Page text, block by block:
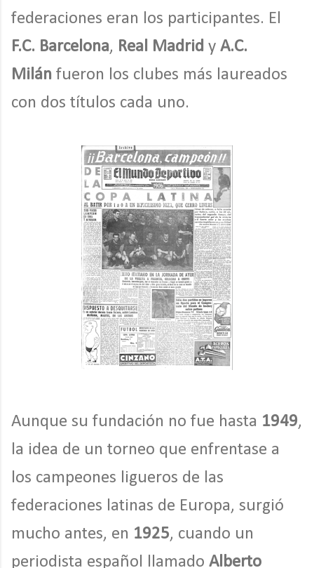
federaciones eran los participantes. El
F.C. Barcelona, Real Madrid y A.C.
Milán fueron los clubes más laureados
con dos títulos cada uno.
Aunque su fundación no fue hasta 1949,
la idea de un torneo que enfrentase a
los campeones ligueros de las
federaciones latinas de Europa, surgió
mucho antes, en 1925, cuando un
periodista español llamado Alberto